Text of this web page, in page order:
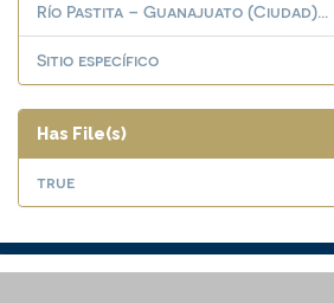
Río Pastita – Guanajuato (Ciudad)...
Sitio específico
Has File(s)
true